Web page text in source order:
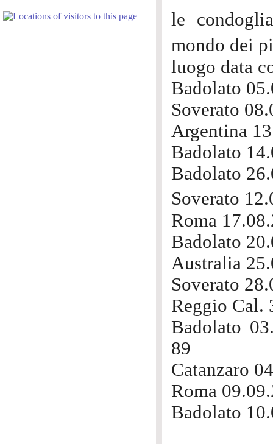
le
mondo dei
luogo data
Badolato
Soverato
Argentina
Badolato
Badolato
Soverato
Roma
Badolato
Australia
Soverato
Reggio Cal.
Badolato
89
Catanzaro
Roma
Badolato